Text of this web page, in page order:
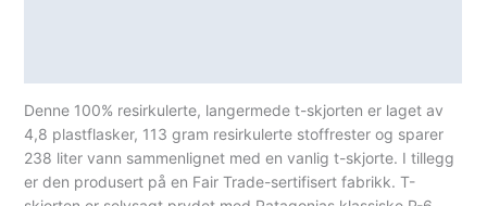
Denne 100% resirkulerte, langermede t-skjorten er laget av
4,8 plastflasker, 113 gram resirkulerte stoffrester og sparer
238 liter vann sammenlignet med en vanlig t-skjorte. I tillegg
er den produsert på en Fair Trade-sertifisert fabrikk. T-